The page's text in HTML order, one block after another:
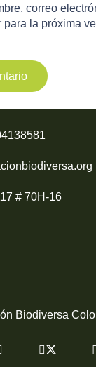
correo
para la próxima
# 70H-16
Biodiversa